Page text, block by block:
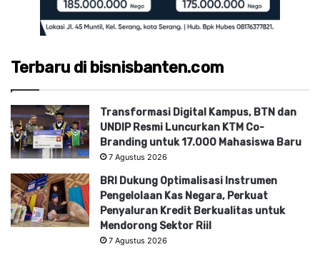
Terbaru di bisnisbanten.com
Transformasi Digital Kampus, BTN dan
UNDIP Resmi Luncurkan KTM Co-
Branding untuk 17.000 Mahasiswa Baru
7 Agustus 2026
BRI Dukung Optimalisasi Instrumen
Pengelolaan Kas Negara, Perkuat
Penyaluran Kredit Berkualitas untuk
Mendorong Sektor Riil
7 Agustus 2026